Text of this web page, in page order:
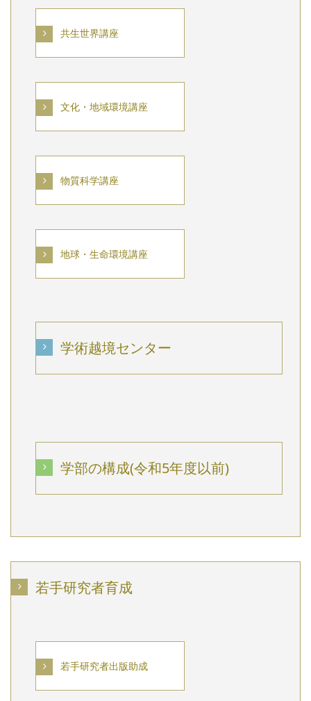
共生世界講座
文化・地域環境講座
物質科学講座
地球・生命環境講座
学術越境センター
学部の構成(令和5年度以前)
若手研究者育成
若手研究者出版助成